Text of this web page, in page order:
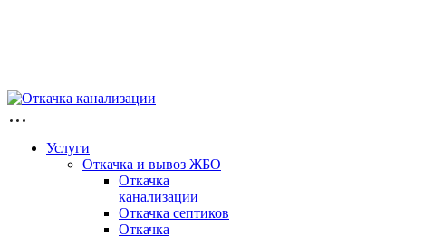
Услуги
Откачка и вывоз ЖБО
Откачка
канализации
Откачка септиков
Откачка